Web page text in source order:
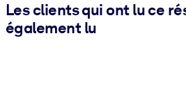
Les clients qui ont lu ce
également lu